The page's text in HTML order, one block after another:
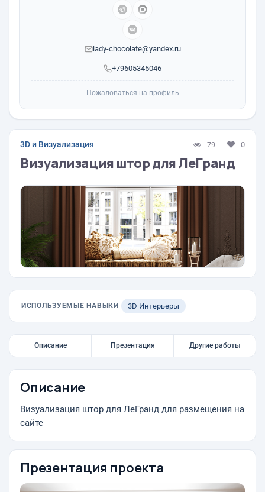
+79605345046
lady-chocolate@yandex.ru
Пожаловаться на профиль
3D и Визуализация 79 0
Визуализация штор для ЛеГранд
ИСПОЛЬЗУЕМЫЕ НАВЫКИ 3D Интерьеры
Описание Презентация Другие работы
Описание
Визуализация штор для ЛеГранд для размещения на
сайте
Презентация проекта